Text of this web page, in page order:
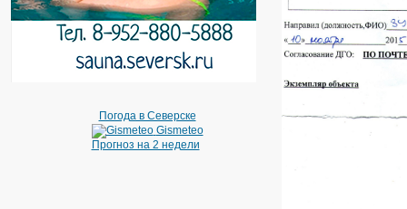
Погода в Северске
Gismeteo
Прогноз на 2 недели